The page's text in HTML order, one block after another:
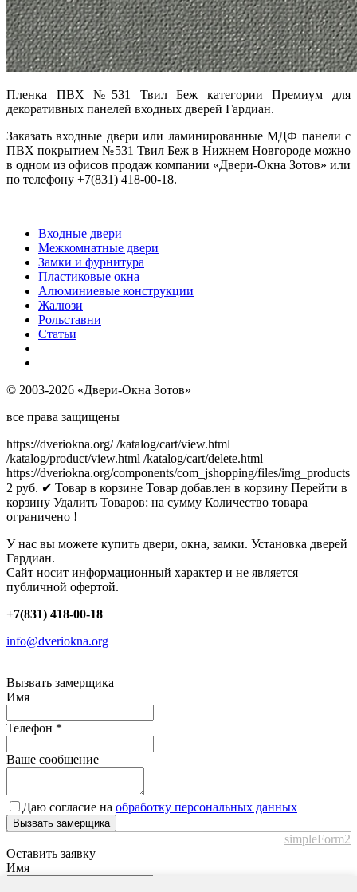
Пленка ПВХ №531 Твил Беж категории Премиум для
декоративных панелей входных дверей Гардиан.
Заказать входные двери или ламинированные МДФ панели с
ПВХ покрытием №531 Твил Беж в Нижнем Новгороде можно
в одном из офисов продаж компании «Двери-Окна Зотов» или
по телефону +7(831) 418-00-18.
Входные двери
Межкомнатные двери
Замки и фурнитура
Пластиковые окна
Алюминиевые конструкции
Жалюзи
Рольставни
Статьи
© 2003-2026 «Двери-Окна Зотов»
все права защищены
https://dveriokna.org/ /katalog/cart/view.html
/katalog/product/view.html /katalog/cart/delete.html
https://dveriokna.org/components/com_jshopping/files/img_products
2 руб. ✔ Товар в корзине Товар добавлен в корзину Перейти в
корзину Удалить Товаров: на сумму Количество товара
ограничено !
У нас вы можете купить двери, окна, замки. Установка дверей
Гардиан.
Сайт носит информационный характер и не является
публичной офертой.
+7(831) 418-00-18
info@dveriokna.org
Вызвать замерщика
Имя
Телефон *
Ваше сообщение
Даю согласие на обработку персональных данных
Вызвать замерщика
simpleForm2
Оставить заявку
Имя